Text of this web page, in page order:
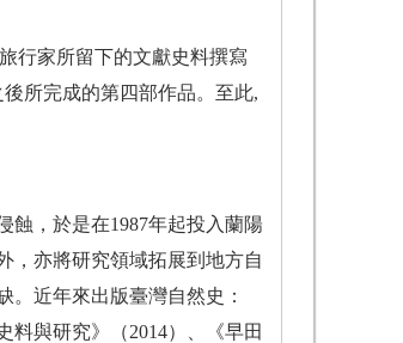
行家所留下的文獻史料撰寫
所完成的第四部作品。至此,
蝕，於是在1987年起投入蘭陽
，亦將研究領域拓展到地方自
近年來出版臺灣自然史：
料與研究》（2014）、《早田